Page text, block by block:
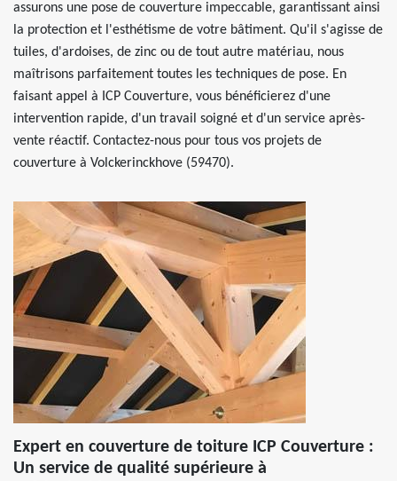
assurons une pose de couverture impeccable, garantissant ainsi
la protection et l'esthétisme de votre bâtiment. Qu'il s'agisse de
tuiles, d'ardoises, de zinc ou de tout autre matériau, nous
maîtrisons parfaitement toutes les techniques de pose. En
faisant appel à ICP Couverture, vous bénéficierez d'une
intervention rapide, d'un travail soigné et d'un service après-
vente réactif. Contactez-nous pour tous vos projets de
couverture à Volckerinckhove (59470).
Expert en couverture de toiture ICP Couverture :
Un service de qualité supérieure à